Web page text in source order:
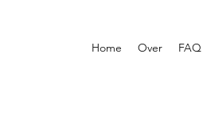
Home Over FAQ